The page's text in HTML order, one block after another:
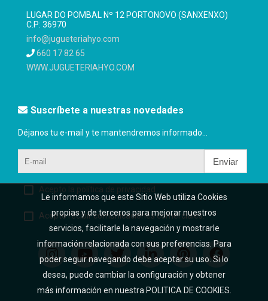
LUGAR DO POMBAL Nº 12 PORTONOVO (SANXENXO)
C.P: 36970
info@jugueteriahyo.com
660 17 82 65
WWW.JUGUETERIAHYO.COM
Suscríbete a nuestras novedades
Déjanos tu e-mail y te mantendremos informado...
Enviar
Acepto la política de privacidad
Acepto recibir comunicaciones comerciales.
Le informamos que este Sitio Web utiliza Cookies
propias y de terceros para mejorar nuestros
servicios, facilitarle la navegación y mostrarle
información relacionada con sus preferencias. Para
poder seguir navegando debe aceptar su uso. Si lo
desea, puede cambiar la configuración y obtener
más información en nuestra POLITICA DE COOKIES.